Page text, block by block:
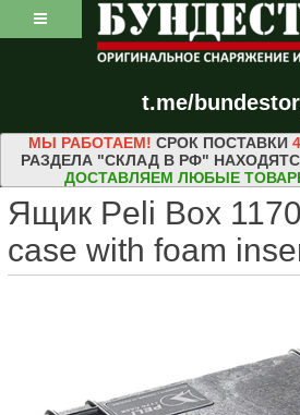
t.me/
МЫ РАБОТАЕМ! СРОК ПОСТАВКИ
РАЗДЕЛА "СКЛАД В РФ"
ДОСТАВЛЯЕМ ЛЮБЫЕ
Ящик Peli Box
case with foam